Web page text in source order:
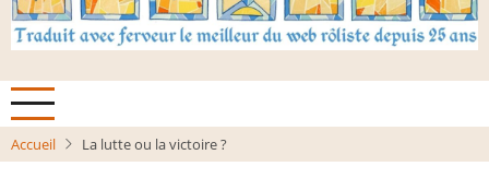
Accueil La lutte ou la victoire ?